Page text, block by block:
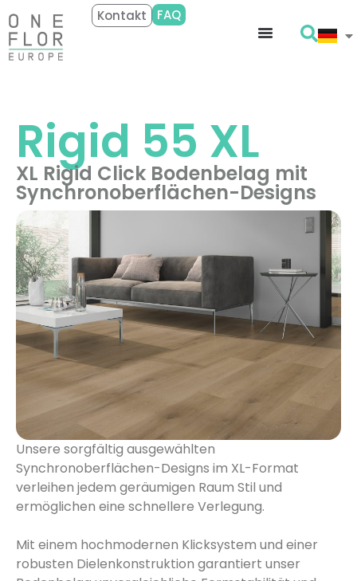
Kontakt FAQ
Rigid 55 XL
XL Rigid Click Bodenbelag mit
Synchronoberflächen-Designs
Unsere sorgfältig ausgewählten
Synchronoberflächen-Designs im XL-Format
verleihen jedem geräumigen Raum Stil und
ermöglichen eine schnellere Verlegung.
Mit einem hochmodernen Klicksystem und einer
robusten Dielenkonstruktion garantiert unser